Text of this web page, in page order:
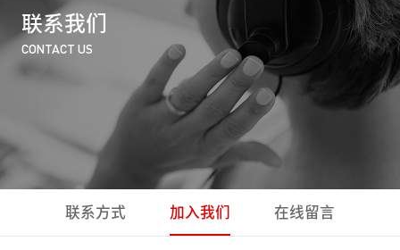
联系我们
CONTACT US
联系方式 加入我们 在线留言